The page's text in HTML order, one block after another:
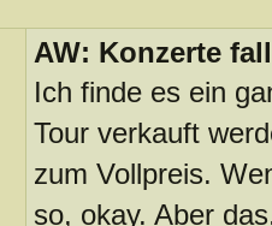
AW: Konzerte
Ich finde es ein
Tour verkauft
zum Vollpreis.
so, okay. Aber